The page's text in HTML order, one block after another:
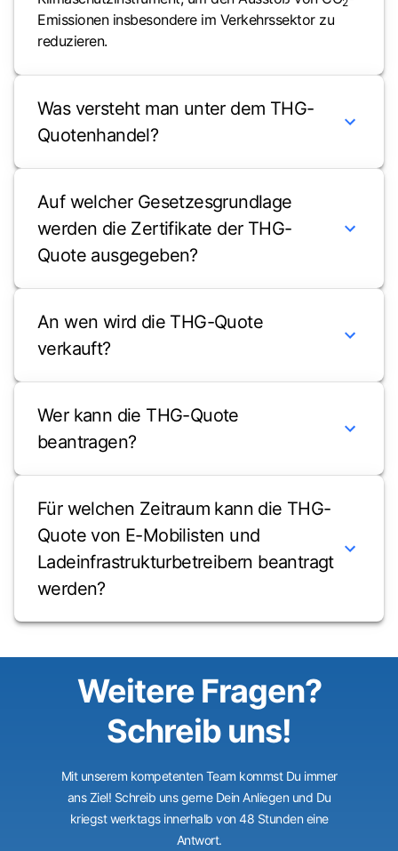
Emissionen insbesondere im Verkehrssektor zu
reduzieren.
Was versteht man unter dem THG-
Quotenhandel?
Auf welcher Gesetzesgrundlage
werden die Zertifikate der THG-
Quote ausgegeben?
An wen wird die THG-Quote
verkauft?
Wer kann die THG-Quote
beantragen?
Für welchen Zeitraum kann die THG-
Quote von E-Mobilisten und
Ladeinfrastrukturbetreibern beantragt
werden?
Weitere Fragen?
Schreib uns!
Mit unserem kompetenten Team kommst Du immer
ans Ziel! Schreib uns gerne Dein Anliegen und Du
kriegst werktags innerhalb von 48 Stunden eine
Antwort.